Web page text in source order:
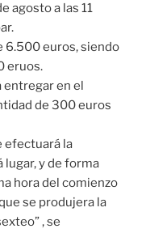
agosto a las 11
6.500 euros, siendo
eruos.
entregar en el
de 300 euros
efectuará la
y de forma
hora del comienzo
se produjera la
, se